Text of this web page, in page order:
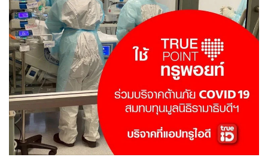
• การเมือง
• ท่องเที่ยว
• กีฬา
• ต่างประเทศ
• Special Scoop
• เศรษฐกิจ-ธุรกิจ
จีน
ชุมชน-คุณภาพชีวิต